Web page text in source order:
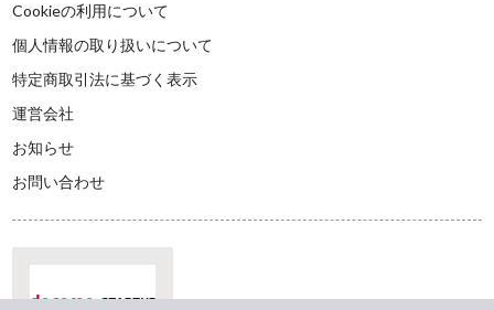
Cookieの利用について
個人情報の取り扱いについて
特定商取引法に基づく表示
運営会社
お知らせ
お問い合わせ